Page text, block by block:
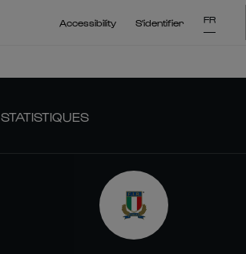
Accessibility S'identifier FR
STATISTIQUES